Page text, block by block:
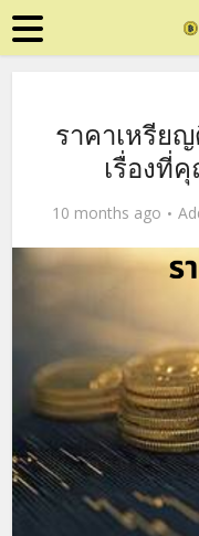
ราคาเหรีย
เรื่องที่
10 months ago